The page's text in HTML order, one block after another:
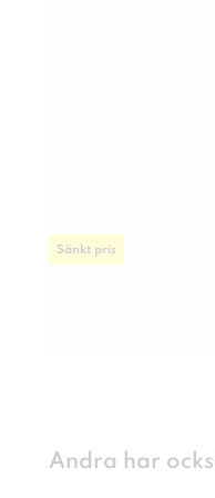
Sänkt pris
Andra har